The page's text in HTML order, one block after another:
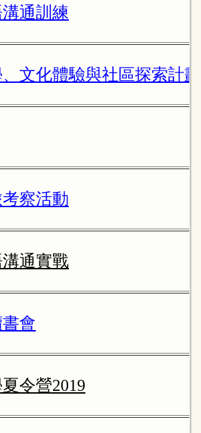
通訓練
文化體驗與社區探索計劃
察活動
通實戰
會
令營2019